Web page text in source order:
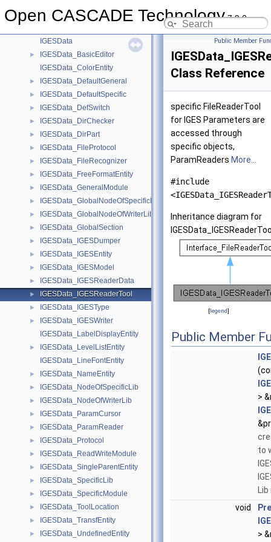
Open CASCADE Technology7.9.0
IGESConvGeom
IGESData
►
IGESData_BasicEditor
IGESData_ColorEntity
► IGESData_DefaultGeneral
► IGESData_DefaultSpecific
► IGESData_DefSwitch
► IGESData_DirChecker
► IGESData_DirPart
► IGESData_FileProtocol
► IGESData_FileRecognizer
► IGESData_FreeFormatEntity
► IGESData_GeneralModule
► IGESData_GlobalNodeOfSpecificLib
► IGESData_GlobalNodeOfWriterLib
► IGESData_GlobalSection
► IGESData_IGESDumper
► IGESData_IGESEntity
► IGESData_IGESModel
► IGESData_IGESReaderData
► IGESData_IGESReaderTool
► IGESData_IGESType
►
IGESData_IGESWriter
IGESData_LabelDisplayEntity
►
IGESData_LevelListEntity
IGESData_LineFontEntity
► IGESData_NameEntity
► IGESData_NodeOfSpecificLib
► IGESData_NodeOfWriterLib
► IGESData_ParamCursor
► IGESData_ParamReader
► IGESData_Protocol
► IGESData_ReadWriteModule
► IGESData_SingleParentEntity
► IGESData_SpecificLib
► IGESData_SpecificModule
► IGESData_ToolLocation
► IGESData_TransfEntity
► IGESData_UndefinedEntity
Public Member
Class Reference
specific FileReaderTool
for IGES Parameters are
accessed through
specific objects,
ParamReaders More...
#include
Inheritance diagram for
[legend]
Public Member
>
to
void
>